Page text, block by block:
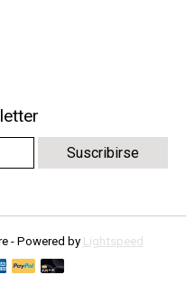
Suscribirse
- Powered by Lightspeed